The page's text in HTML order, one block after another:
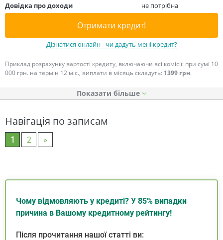
Довідка про доходи
не потрібна
Отримати кредит!
Дізнатися онлайн - чи дадуть мені кредит?
Приклад розрахунку вартості кредиту, включаючи всі комісії: при сумі 10
000 грн. на термін 12 міс., виплати в місяць складуть: 1399 грн.
Показати
Навігація по записам
1 2 »
Чому відмовляють у кредиті? У 85% випадки
причина в Вашому кредитному рейтингу!
Після прочитання нашої статті ви: